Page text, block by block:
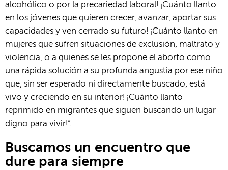
alcohólico o por la precariedad laboral! ¡Cuánto llanto
en los jóvenes que quieren crecer, avanzar, aportar sus
capacidades y ven cerrado su futuro! ¡Cuánto llanto en
mujeres que sufren situaciones de exclusión, maltrato y
violencia, o a quienes se les propone el aborto como
una rápida solución a su profunda angustia por ese niño
que, sin ser esperado ni directamente buscado, está
vivo y creciendo en su interior! ¡Cuánto llanto
reprimido en migrantes que siguen buscando un lugar
digno para vivir!”.
Buscamos un encuentro que
dure para siempre